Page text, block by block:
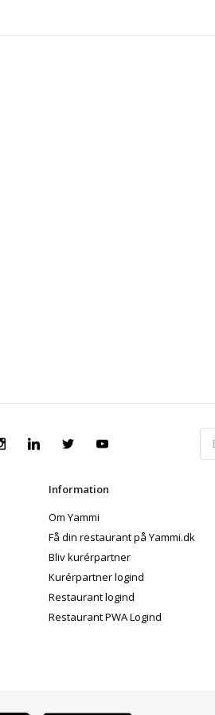
Information
Om Yammi
Få din restaurant på Yammi.dk
Bliv kurérpartner
Kurérpartner logind
Restaurant logind
Restaurant PWA Logind